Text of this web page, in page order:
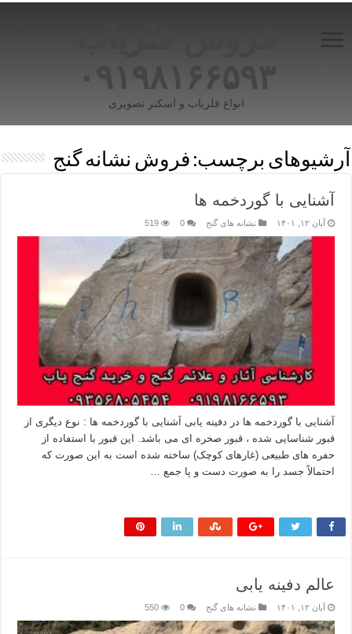
۰۹۱۹۸۱۶۶۵۹۳
انواع فلزیاب و اسکنر تصویری
آرشیوهای برچسب: فروش نشانه گنج
آشنایی با گوردخمه ها
آبان ۱۲, ۱۴۰۱ نشانه های گنج 0
519
آشنایی با گوردخمه ها در دفینه یابی آشنایی با گوردخمه ها : نوع دیگری از
قبور شناسایی شده ، قبور صخره ای می باشد. این قبور با استفاده از
حفره های طبیعی (غارهای کوچک) ساخته شده است به این صورت که
احتمالاً جسد را به صورت دست و پا جمع …
عالم دفینه یابی
آبان ۱۲, ۱۴۰۱ نشانه های گنج 0
550